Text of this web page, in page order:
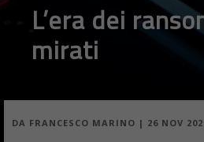
L’era dei
mirati
DA FRANCESCO MARINO | 26 NOV